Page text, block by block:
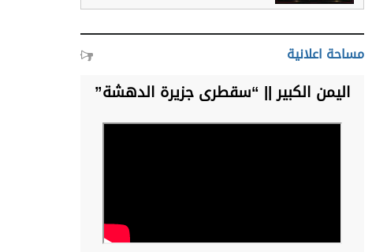
مساحة اعلانية
اليمن الكبير || “سقطرى جزيرة الدهشة”